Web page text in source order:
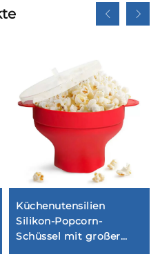
Küchenutensilien
Silikon-Popcorn-
Schüssel mit großer
Kapazität, portabel und